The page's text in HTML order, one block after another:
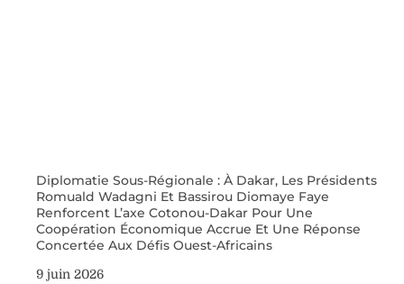
Diplomatie Sous-Régionale : À Dakar, Les Présidents
Romuald Wadagni Et Bassirou Diomaye Faye
Renforcent L’axe Cotonou-Dakar Pour Une
Coopération Économique Accrue Et Une Réponse
Concertée Aux Défis Ouest-Africains
9 juin 2026